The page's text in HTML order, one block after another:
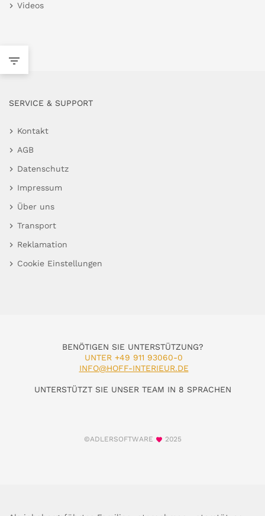
Videos
SERVICE & SUPPORT
Kontakt
AGB
Datenschutz
Impressum
Über uns
Transport
Reklamation
Cookie Einstellungen
BENÖTIGEN SIE UNTERSTÜTZUNG?
UNTER +49 911 93060-0
INFO@HOFF-INTERIEUR.DE
UNTERSTÜTZT SIE UNSER TEAM IN 8 SPRACHEN
©ADLERSOFTWARE 2025